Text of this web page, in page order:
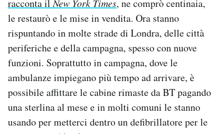
racconta ilNew York Times, ne comprò centinaia,
le restaurò e le mise in vendita. Ora stanno
rispuntando in molte strade di Londra, delle città
periferiche e della campagna, spesso con nuove
funzioni. Soprattutto in campagna, dove le
ambulanze impiegano più tempo ad arrivare, è
possibile affittare le cabine rimaste da BT pagando
una sterlina al mese e in molti comuni le stanno
usando per metterci dentro un defibrillatore per le